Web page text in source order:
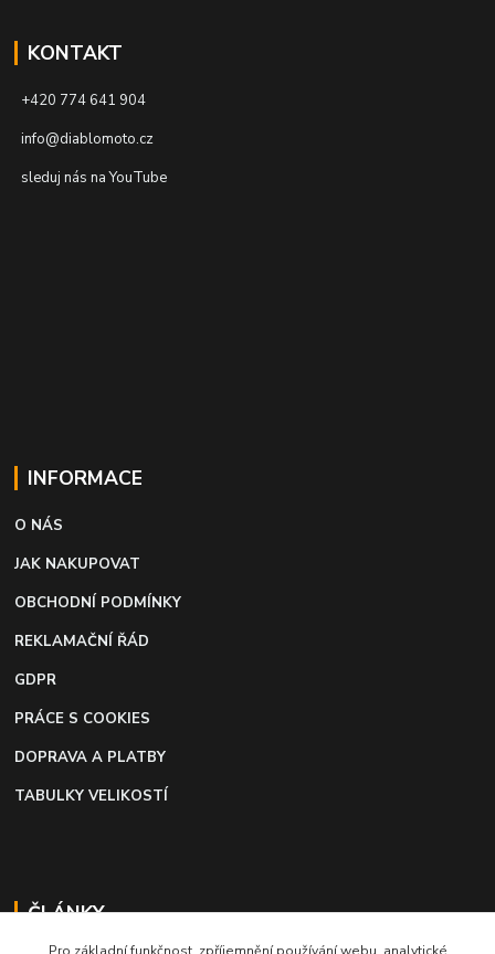
KONTAKT
+420 774 641 904
info@diablomoto.cz
sleduj nás na YouTube
INFORMACE
O NÁS
JAK NAKUPOVAT
OBCHODNÍ PODMÍNKY
REKLAMAČNÍ ŘÁD
GDPR
PRÁCE S COOKIES
DOPRAVA A PLATBY
TABULKY VELIKOSTÍ
ČLÁNKY